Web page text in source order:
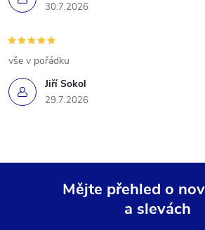
30.7.2026
Jiří Sokol
29.7.2026
vše v pořádku
Mějte přehled o
a slevách